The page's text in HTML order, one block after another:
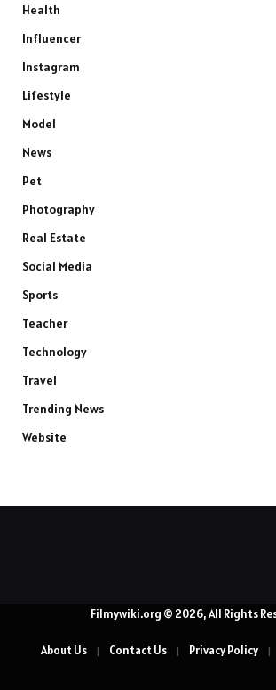
Health
Influencer
Instagram
Lifestyle
Model
News
Pet
Photography
Real Estate
Social Media
Sports
Teacher
Technology
Travel
Trending News
Website
Filmywiki.org © 2026, All Rights
About Us Contact Us Privacy Policy